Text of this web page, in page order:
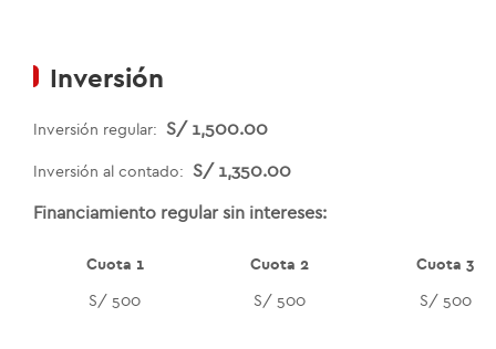
Inversión
Inversión regular: S/ 1,500.00
Inversión al contado: S/ 1,350.00
Financiamiento regular sin intereses:
Cuota 1 Cuota 2 Cuota 3
S/ 500 S/ 500 S/ 500